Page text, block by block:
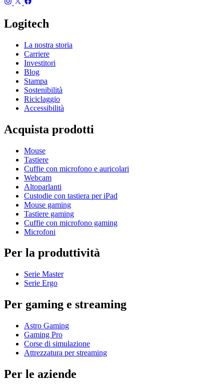
Logitech
La nostra storia
Carriere
Investitori
Blog
Stampa
Sostenibilità
Riciclaggio
Accessibilità
Acquista prodotti
Mouse
Tastiere
Cuffie con microfono e auricolari
Webcam
Altoparlanti
Custodie con tastiera per iPad
Mouse gaming
Tastiere gaming
Cuffie con microfono gaming
Microfoni
Per la produttività
Serie Master
Serie Ergo
Per gaming e streaming
Astro Gaming
Gaming Pro
Corse di simulazione
Attrezzatura per streaming
Per le aziende